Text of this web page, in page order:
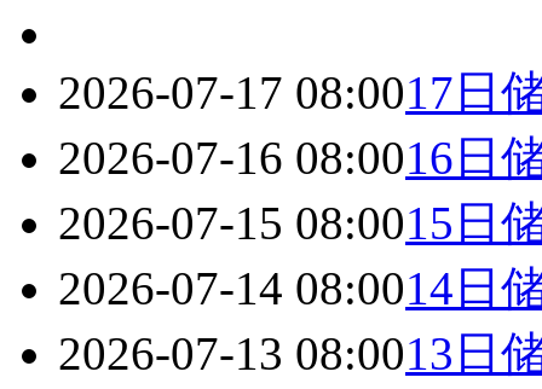
2026-07-17 08:0017日
2026-07-16 08:0016日
2026-07-15 08:0015日
2026-07-14 08:0014日
2026-07-13 08:0013日